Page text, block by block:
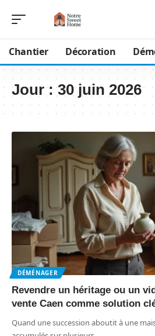
Chantier Décoration
Jour :30 juin 2026
DÉMÉNAGER
Revendre un héritage ou un
vente Caen comme solution
Quand une succession aboutit à une